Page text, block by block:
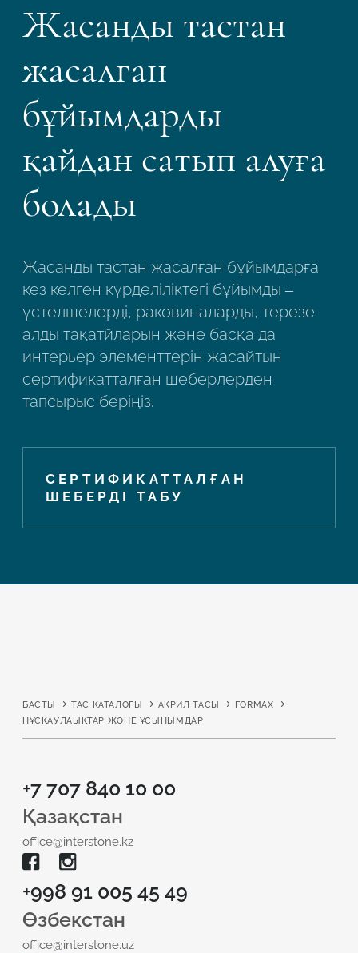
Жасанды тастан
жасалған
бұйымдарды
қайдан сатып алуға
болады
Жасанды тастан жасалған бұйымдарға
кез келген күрделіліктегі бұйымды –
үстелшелерді, раковиналарды, терезе
алды тақатйларын және басқа да
интерьер элементтерін жасайтын
сертификатталған шеберлерден
тапсырыс беріңіз.
СЕРТИФИКАТТАЛҒАН
ШЕБЕРДІ ТАБУ
БАСТЫ ТАС КАТАЛОГЫ АКРИЛ ТАСЫ
FORMAX
НҰСҚАУЛАЫҚТАР ЖӘНЕ ҰСЫНЫМДАР
+7 707 840 10 00
Қазақстан
office@interstone.kz
+998 91 005 45 49
Өзбекстан
office@interstone.uz
Робот емес екеніңізді растаңыз
ЖОБАНЫ ЖІБЕРУ
Робот емес екеніңізді растаңыз
ЖІБЕРУ